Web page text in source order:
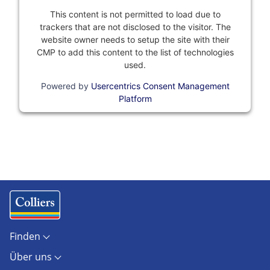
This content is not permitted to load due to
trackers that are not disclosed to the visitor. The
website owner needs to setup the site with their
CMP to add this content to the list of technologies
used.
Powered by Usercentrics Consent Management
Platform
Finden
Standorte
Über uns